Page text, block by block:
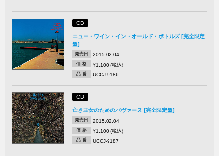
CD
ニュー・ワイン・イン・オールド・ボトルズ [完全限定
盤]
発売日 2015.02.04
価 格 ¥1,100 (税込)
品 番 UCCJ-9186
CD
亡き王女のためのパヴァーヌ [完全限定盤]
発売日 2015.02.04
価 格 ¥1,100 (税込)
品 番 UCCJ-9187